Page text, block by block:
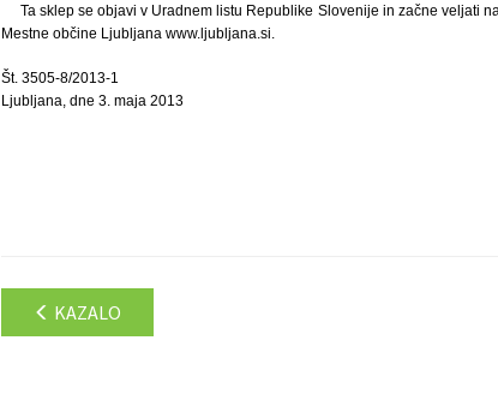
Ta sklep se objavi v Uradnem listu Republike Slovenije in začne veljati
Mestne občine Ljubljana www.ljubljana.si.
Št. 3505-8/2013-1
Ljubljana, dne 3. maja 2013
KAZALO